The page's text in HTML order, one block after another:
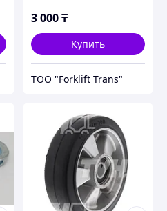
3 000₸
Купить
ТОО "Forklift Trans"